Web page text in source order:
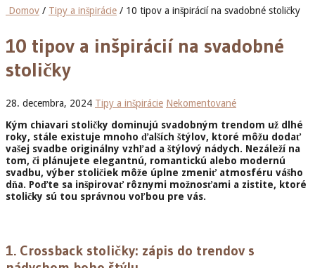
Domov / Tipy a inšpirácie / 10 tipov a inšpirácií na svadobné stoličky
10 tipov a inšpirácií na svadobné
stoličky
28. decembra, 2024 Tipy a inšpirácie Nekomentované
Kým chiavari stoličky dominujú svadobným trendom už dlhé
roky, stále existuje mnoho ďalších štýlov, ktoré môžu dodať
vašej svadbe originálny vzhľad a štýlový nádych. Nezáleží na
tom, či plánujete elegantnú, romantickú alebo modernú
svadbu, výber stoličiek môže úplne zmeniť atmosféru vášho
dňa. Poďte sa inšpirovať rôznymi možnosťami a zistite, ktoré
stoličky sú tou správnou voľbou pre vás.
1. Crossback stoličky: zápis do trendov s